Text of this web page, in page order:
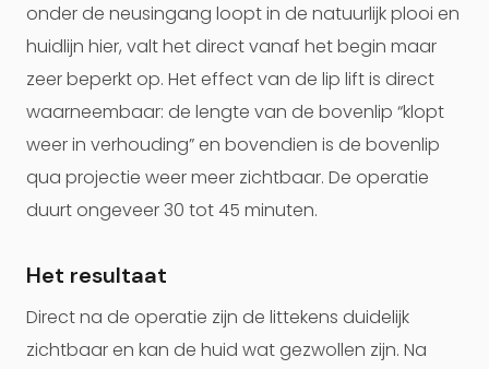
onder de neusingang loopt in de natuurlijk plooi en
huidlijn hier, valt het direct vanaf het begin maar
zeer beperkt op. Het effect van de lip lift is direct
waarneembaar: de lengte van de bovenlip “klopt
weer in verhouding” en bovendien is de bovenlip
qua projectie weer meer zichtbaar. De operatie
duurt ongeveer 30 tot 45 minuten.
Het resultaat
Direct na de operatie zijn de littekens duidelijk
zichtbaar en kan de huid wat gezwollen zijn. Na